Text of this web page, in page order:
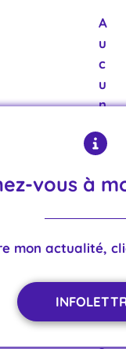
vous à
mon actualité,
A
u
c
u
n
é
u
a
d
é